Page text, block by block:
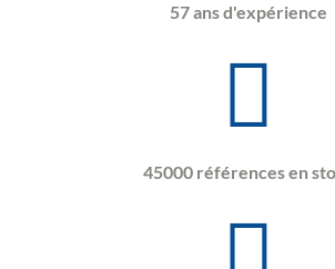
57 ans d'expérience
45000 références en